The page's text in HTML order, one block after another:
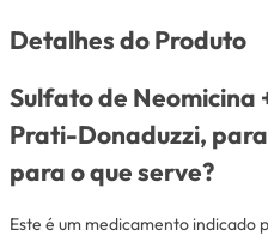
Detalhes do Produto
Sulfato de Neomicina
Prati-Donaduzzi,
para o que serve?
Este é um medicamento